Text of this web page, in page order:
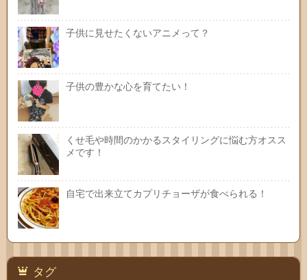
子供に見せたくないアニメって？
子供の豊かな心を育てたい！
くせ毛や時間のかかるスタイリングに悩む方オスス
メです！
自宅で出来立てカプリチョーザが食べられる！
タグ